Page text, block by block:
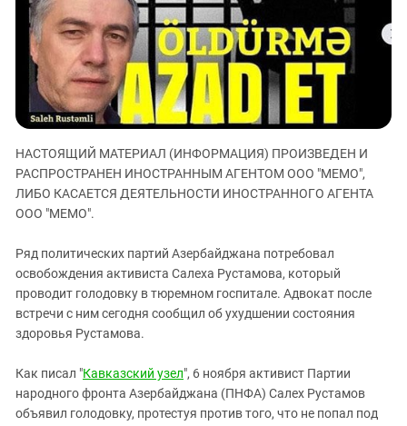
ЗАСТАВЛЯЕТ
КАВКАЗ ЗА ПАЛЕСТИНУ
ИНАКОМЫСЛИЕ В ЧЕЧНЕ
ПРЕСЛЕДОВАНИЕ АКТИВИСТОВ
МОБИЛИЗАЦИЯ И ПРОТЕСТЫ
Дагестан
Ингушетия
Кабардино-Балкария
Калмыкия
Карачаево-Черкесия
Краснодарский край
Российская Федерация
Северная Осетия - Алания
СКФО
Ставропольский край
Южная Осетия
Южный Кавказ
НАСТОЯЩИЙ МАТЕРИАЛ (ИНФОРМАЦИЯ) ПРОИЗВЕДЕН И
РАСПРОСТРАНЕН ИНОСТРАННЫМ АГЕНТОМ ООО "МЕМО",
ЛИБО КАСАЕТСЯ ДЕЯТЕЛЬНОСТИ ИНОСТРАННОГО АГЕНТА
ООО "МЕМО".
Ряд политических партий Азербайджана потребовал
освобождения активиста Салеха Рустамова, который
проводит голодовку в тюремном госпитале. Адвокат после
встречи с ним сегодня сообщил об ухудшении состояния
здоровья Рустамова.
Как писал "Кавказский узел", 6 ноября активист Партии
народного фронта Азербайджана (ПНФА) Салех Рустамов
объявил голодовку, протестуя против того, что не попал под